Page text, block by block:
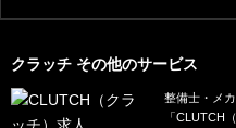
クラッチ その他のサービス
整備士・メ
「CLUTCH